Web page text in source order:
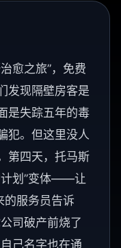
愈之旅”，免费
发现隔壁房客是
是失踪五年的毒
犯。但这里没人
第四天，托马斯
计划”变体——让
的服务员告诉
司破产前烧了
己名字也在通